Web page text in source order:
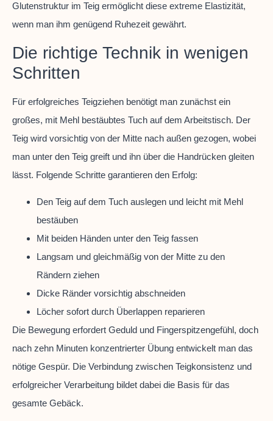
Glutenstruktur im Teig ermöglicht diese extreme Elastizität,
wenn man ihm genügend Ruhezeit gewährt.
Die richtige Technik in wenigen
Schritten
Für erfolgreiches Teigziehen benötigt man zunächst ein
großes, mit Mehl bestäubtes Tuch auf dem Arbeitstisch. Der
Teig wird vorsichtig von der Mitte nach außen gezogen, wobei
man unter den Teig greift und ihn über die Handrücken gleiten
lässt. Folgende Schritte garantieren den Erfolg:
Den Teig auf dem Tuch auslegen und leicht mit Mehl
bestäuben
Mit beiden Händen unter den Teig fassen
Langsam und gleichmäßig von der Mitte zu den
Rändern ziehen
Dicke Ränder vorsichtig abschneiden
Löcher sofort durch Überlappen reparieren
Die Bewegung erfordert Geduld und Fingerspitzengefühl, doch
nach zehn Minuten konzentrierter Übung entwickelt man das
nötige Gespür. Die Verbindung zwischen Teigkonsistenz und
erfolgreicher Verarbeitung bildet dabei die Basis für das
gesamte Gebäck.